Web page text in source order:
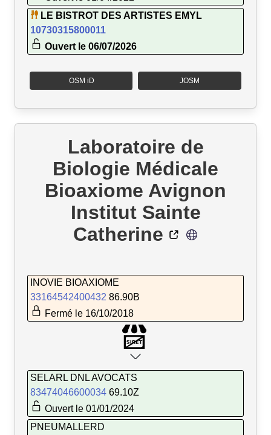
LE BISTROT DES ARTISTES EMYL
10730315800011
Ouvert le 06/07/2026
OSM iD JOSM
Laboratoire de
Biologie Médicale
Bioaxiome Avignon
Institut Sainte
Catherine
INOVIE BIOAXIOME
33164542400432 86.90B
Fermé le 16/10/2018
SELARL DNL AVOCATS
83474046600034 69.10Z
Ouvert le 01/01/2024
PNEUMALLERD